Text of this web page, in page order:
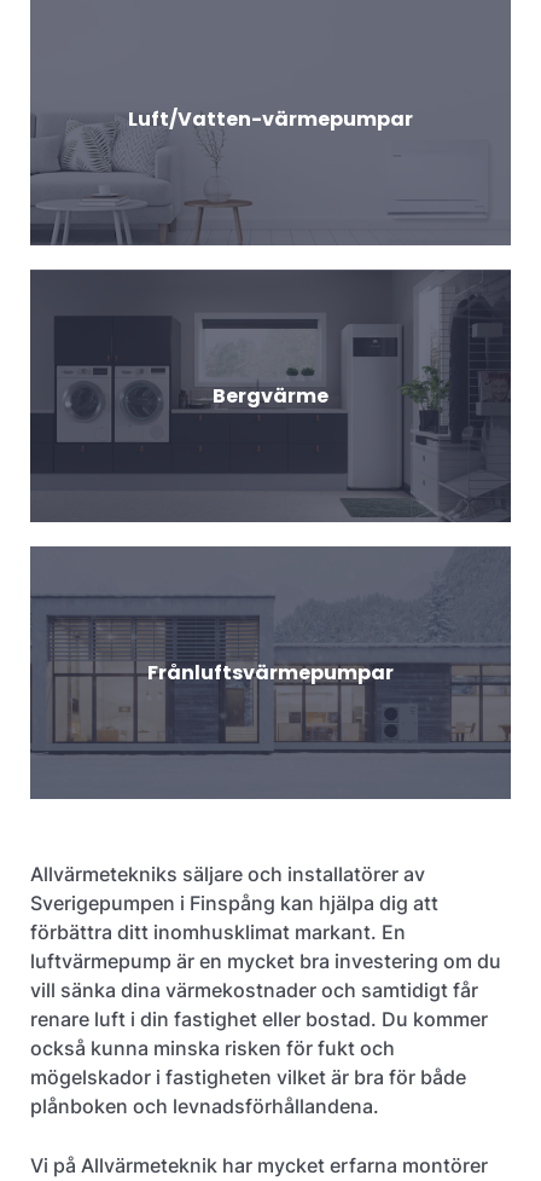
Luft/Vatten-värmepumpar
Bergvärme
Frånluftsvärmepumpar
Allvärmetekniks säljare och installatörer av
Sverigepumpen i Finspång kan hjälpa dig att
förbättra ditt inomhusklimat markant. En
luftvärmepump är en mycket bra investering om du
vill sänka dina värmekostnader och samtidigt får
renare luft i din fastighet eller bostad. Du kommer
också kunna minska risken för fukt och
mögelskador i fastigheten vilket är bra för både
plånboken och levnadsförhållandena.
Vi på Allvärmeteknik har mycket erfarna montörer